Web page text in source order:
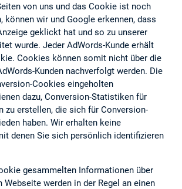
von uns und das Cookie ist noch
können wir und Google erkennen, dass
geklickt hat und so zu unserer
wurde. Jeder AdWords-Kunde erhält
Cookies können somit nicht über die
Kunden nachverfolgt werden. Die
Cookies eingeholten
dazu, Conversion-Statistiken für
zu erstellen, die sich für Conversion-
haben. Wir erhalten keine
denen Sie sich persönlich identifizieren
gesammelten Informationen über
Webseite werden in der Regel an einen